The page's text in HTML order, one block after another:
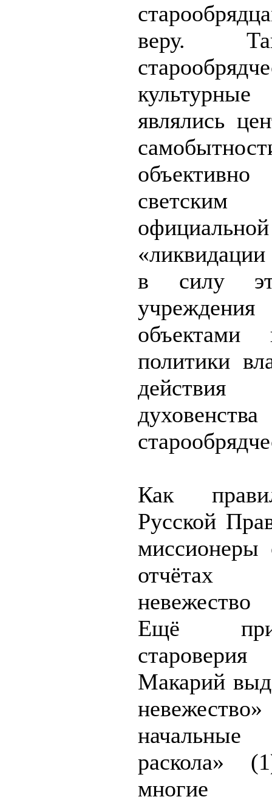
веру.
являлись
в силу
объектами
политики
Как
Русской
миссионеры
отчётах
Ещё при
Макарий
начальные
раскола»
многие